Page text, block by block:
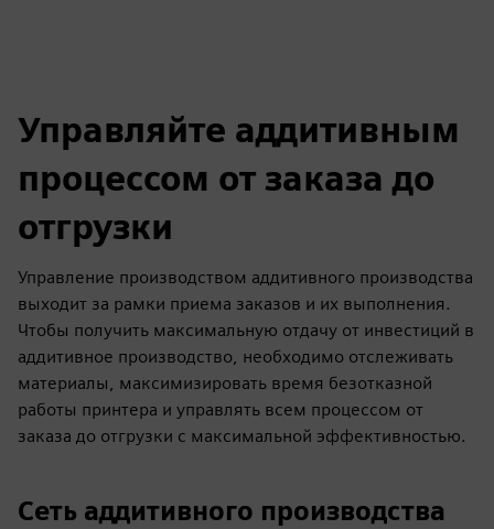
Управляйте аддитивным
процессом от заказа до
отгрузки
Управление производством аддитивного производства
выходит за рамки приема заказов и их выполнения.
Чтобы получить максимальную отдачу от инвестиций в
аддитивное производство, необходимо отслеживать
материалы, максимизировать время безотказной
работы принтера и управлять всем процессом от
заказа до отгрузки с максимальной эффективностью.
Сеть аддитивного производства